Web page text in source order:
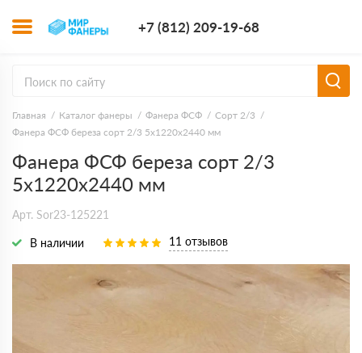
+7 (812) 209-19-68
Главная Каталог фанеры Фанера ФСФ
Сорт 2/3
Фанера ФСФ береза сорт 2/3 5х1220х2440 мм
Фанера ФСФ береза сорт 2/3
5х1220х2440 мм
Арт. Sor23-125221
В наличии 11 отзывов